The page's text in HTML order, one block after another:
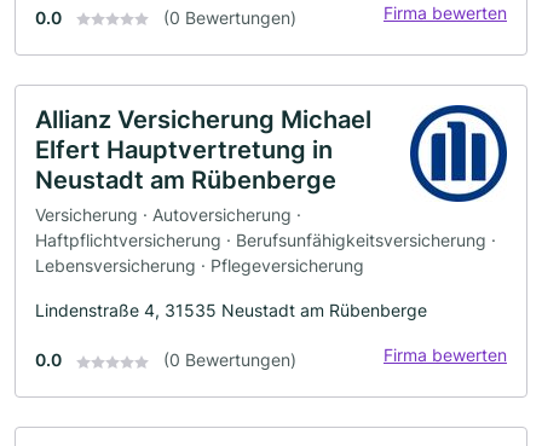
0.0 (0 Bewertungen) Firma bewerten
Allianz Versicherung Michael
Elfert Hauptvertretung in
Neustadt am Rübenberge
Versicherung · Autoversicherung ·
Haftpflichtversicherung · Berufsunfähigkeitsversicherung ·
Lebensversicherung · Pflegeversicherung
Lindenstraße 4, 31535 Neustadt am Rübenberge
0.0 (0 Bewertungen) Firma bewerten